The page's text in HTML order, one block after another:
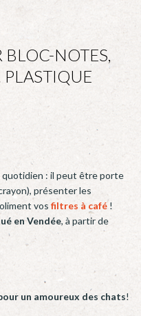
BLOC-NOTES,
PLASTIQUE
quotidien : il peut être porte
présenter les
vos filtres à café!
en Vendée, à partir de
un amoureux des chats!